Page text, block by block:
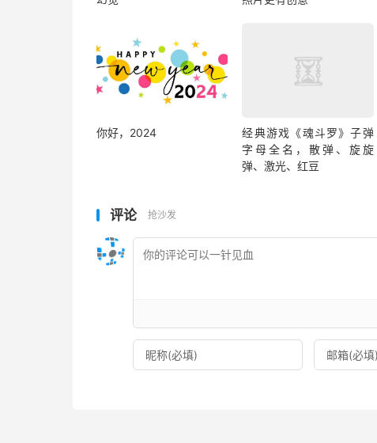
你好，2024
经典游戏《魂斗罗》子弹
字母全名，散弹、旋旋
弹、激光、红豆
评论 抢沙发